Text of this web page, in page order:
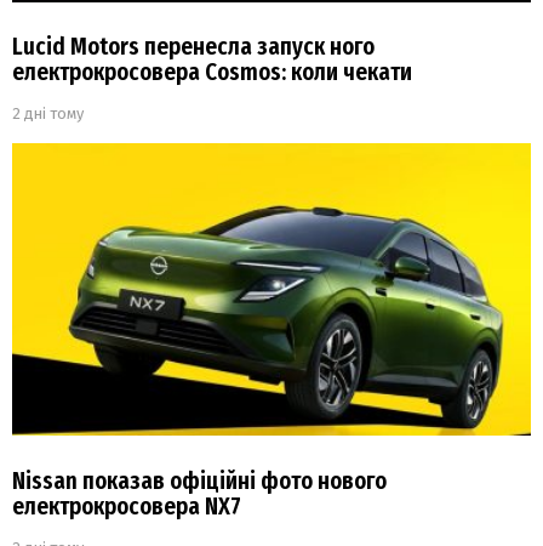
Lucid Motors перенесла запуск ного
електрокросовера Cosmos: коли чекати
2 дні тому
Nissan показав офіційні фото нового
електрокросовера NX7